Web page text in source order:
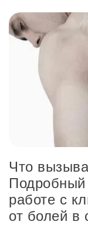
Что
Подробный
работе с
от болей в